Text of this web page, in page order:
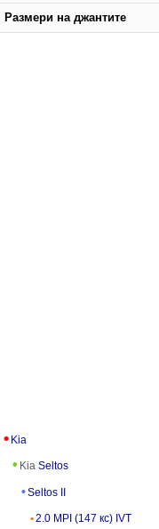
Размери на джантите
Kia
Kia Seltos
Seltos II
2.0 MPI (147 кс) IVT